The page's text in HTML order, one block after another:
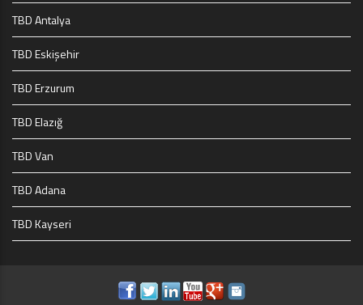
TBD Antalya
TBD Eskişehir
TBD Erzurum
TBD Elazığ
TBD Van
TBD Adana
TBD Kayseri